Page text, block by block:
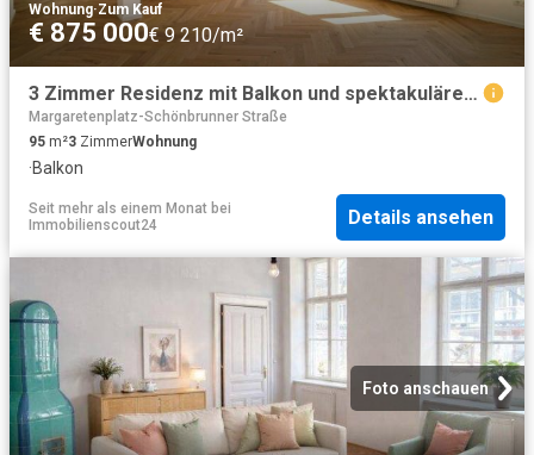
Wohnung·Zum Kauf
€ 875 000€ 9 210/m²
3 Zimmer Residenz mit Balkon und spektakulärem Blick auf Schloss Belvedere und Stephansdom
Margaretenplatz-Schönbrunner Straße
95 m²3 ZimmerWohnung
·Balkon
Seit mehr als einem Monat bei
Immobilienscout24
Details ansehen
Foto anschauen